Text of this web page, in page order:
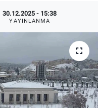
30.12.2025 - 15:38
YAYINLANMA